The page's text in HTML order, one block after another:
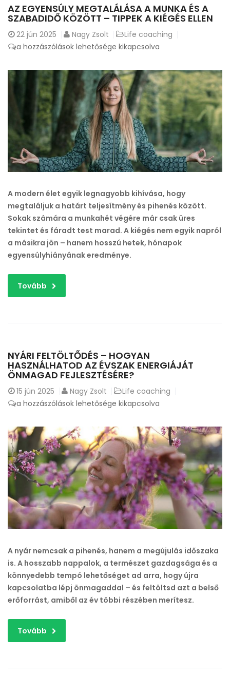
AZ EGYENSÚLY MEGTALÁLÁSA A MUNKA ÉS A
SZABADIDŐ KÖZÖTT – TIPPEK A KIÉGÉS ELLEN
22 jún 2025 Nagy Zsolt
Life coaching
Az
megtalálása
munka
szabadidő
között
–
tippek
kiégés
ellen
bejegyzéshez
a hozzászólások lehetősége kikapcsolva
A modern élet egyik legnagyobb kihívása, hogy
megtaláljuk a határt teljesítmény és pihenés között.
Sokak számára a munkahét végére már csak üres
tekintet és fáradt test marad. A kiégés nem egyik napról
a másikra jön – hanem hosszú hetek, hónapok
egyensúlyhiányának eredménye.
Tovább
NYÁRI FELTÖLTŐDÉS – HOGYAN
HASZNÁLHATOD AZ ÉVSZAK ENERGIÁJÁT
ÖNMAGAD FEJLESZTÉSÉRE?
15 jún 2025 Nagy Zsolt
Life coaching
Nyári
–
Hogyan
használhatod
az
évszak
energiáját
önmagad
fejlesztésére?
bejegyzéshez
a hozzászólások lehetősége kikapcsolva
A nyár nemcsak a pihenés, hanem a megújulás időszaka
is. A hosszabb nappalok, a természet gazdagsága és a
könnyedebb tempó lehetőséget ad arra, hogy újra
kapcsolatba lépj önmagaddal – és feltöltsd azt a belső
erőforrást, amiből az év többi részében merítesz.
Tovább